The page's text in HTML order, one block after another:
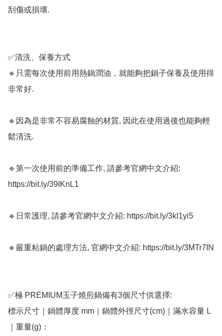
刮傷或損壞.
✅清洗、保養方式
🔹只需每次使用前用熱鍋潤油，就能夠把鍋子保養及使用得
非常好.
🔹因為是非常不容易腐蝕的材質, 因此在使用過後也能夠輕
鬆清洗.
🔹第一次使用前的準備工作, 請參考官網中文介紹:
https://bit.ly/39IKnL1
🔹日常護理, 請參考官網中文介紹: https://bit.ly/3kI1yi5
🔹嚴重粘鍋的處理方法, 官網中文介紹: https://bit.ly/3MTr7IN
✅極 PREMIUM玉子燒煎鍋備有3個尺寸供選擇:
標示尺寸｜鍋體厚度 mm｜鍋體外徑尺寸(cm)｜滿水容量 L
｜重量(g)：